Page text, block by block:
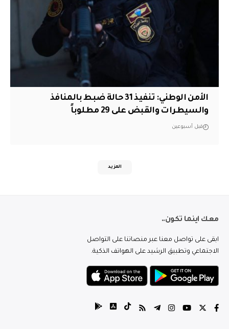
الأمن الوطني: تنفيذ 31 حالة ضبط بالمنافذ
والسيطرات والقبض على 29 مطلوباً
قبل أسبوعين
المزيد
معك اينما تكون..
ابقى على تواصل معنا عبر منصاتنا على التواصل
الاجتماعي وتطبيق الرشيد على الهواتف الذكية.